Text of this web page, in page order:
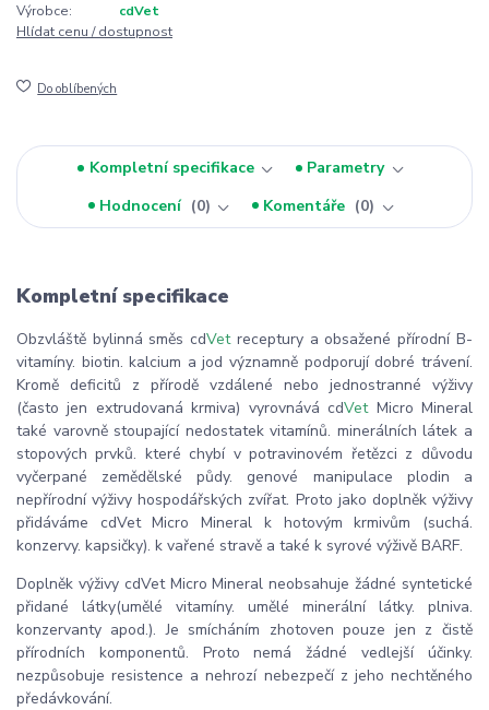
Výrobce:
cdVet
Hlídat cenu / dostupnost
Do oblíbených
Kompletní specifikace
Parametry
Hodnocení
0 Komentáře 0
Kompletní specifikace
Obzvláště bylinná směs cdVetreceptury a obsažené přírodní B-
vitamíny. biotin. kalcium a jod významně podporují dobré trávení.
Kromě deficitů z přírodě vzdálené nebo jednostranné výživy
(často jen extrudovaná krmiva) vyrovnává cdVetMicro Mineral
také varovně stoupající nedostatek vitamínů. minerálních látek a
stopových prvků. které chybí v potravinovém řetězci z důvodu
vyčerpané zemědělské půdy. genové manipulace plodin a
nepřírodní výživy hospodářských zvířat. Proto jako doplněk výživy
přidáváme cdVet Micro Mineral k hotovým krmivům (suchá.
konzervy. kapsičky). k vařené stravě a také k syrové výživě BARF.
Doplněk výživy cdVet Micro Mineral neobsahuje žádné syntetické
přidané látky(umělé vitamíny. umělé minerální látky. plniva.
konzervanty apod.). Je smícháním zhotoven pouze jen z čistě
přírodních komponentů. Proto nemá žádné vedlejší účinky.
nezpůsobuje resistence a nehrozí nebezpečí z jeho nechtěného
předávkování.